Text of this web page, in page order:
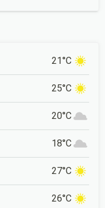
21°C
25°C
20°C
18°C
27°C
26°C